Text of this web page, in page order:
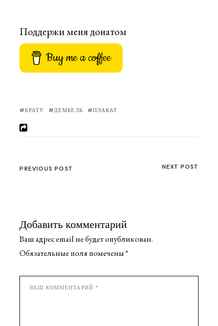
Поддержи меня донатом
Buy me a coffee
БРАТУ ДЕМБЕЛЬ ПЛАКАТ
PREVIOUS POST NEXT POST
Добавить комментарий
Ваш адрес email не будет опубликован.
Обязательные поля помечены*